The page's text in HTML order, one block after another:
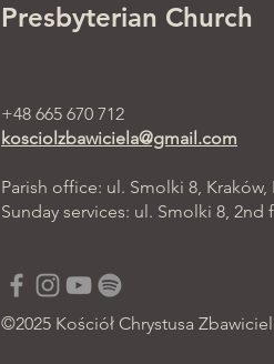
Presbyterian Church
+48 665 670 712
kosciolzbawiciela@gmail.com
Parish office: ul. Smolki 8, Kraków,
Sunday services: ul. Smolki 8, 2nd
©2025 Kościół Chrystusa